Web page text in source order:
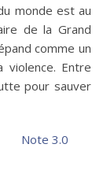
monde est au
de la Grand
comme un
violence. Entre
pour sauver